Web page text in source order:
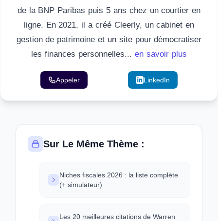
de la BNP Paribas puis 5 ans chez un courtier en
ligne. En 2021, il a créé Cleerly, un cabinet en
gestion de patrimoine et un site pour démocratiser
les finances personnelles... en savoir plus
Appeler LinkedIn
Sur Le Même Thème :
Niches fiscales 2026 : la liste complète
(+ simulateur)
Les 20 meilleures citations de Warren